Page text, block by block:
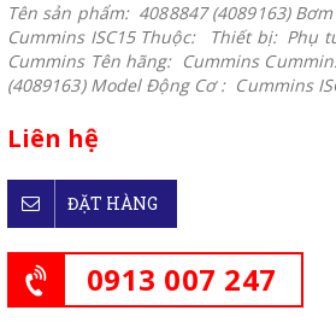
Tên sản phẩm: 4088847 (4089163)
Cummins ISC15 Thuộc: Thiết bị: Phụ
Cummins Tên hãng: Cummins
(4089163) Model Động Cơ : Cummins
Liên hệ
ĐẶT HÀNG
0913 007 247